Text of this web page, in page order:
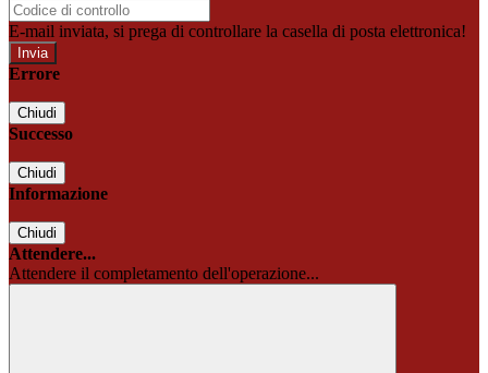
E-mail inviata, si prega di controllare la casella di posta elettronica!
Errore
Chiudi
Successo
Chiudi
Informazione
Chiudi
Attendere...
Attendere il completamento dell'operazione...